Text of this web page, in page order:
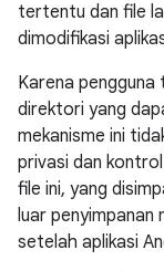
tertentu dan file
dimodifikasi
Karena
direktori yang
mekanisme ini
privasi dan
file ini, yang
luar
setelah aplikasi